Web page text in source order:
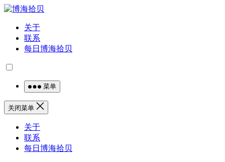
关于
联系
每日博海拾贝
菜单
关闭菜单
关于
联系
每日博海拾贝